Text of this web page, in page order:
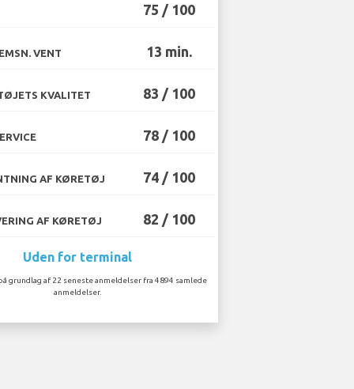
75 / 100
VENT 13 min.
KVALITET 83 / 100
78 / 100
AF KØRETØJ 74 / 100
AF KØRETØJ 82 / 100
Uden for terminal
grundlag af 22 seneste anmeldelser fra 4894 samlede
anmeldelser.